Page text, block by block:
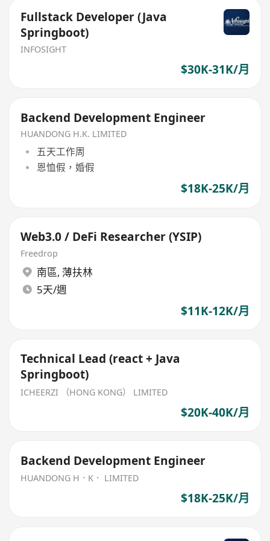
Fullstack Developer (Java
Springboot)
INFOSIGHT
$30K-31K/月
Backend Development Engineer
HUANDONG H.K. LIMITED
五天工作周
恩恤假，婚假
$18K-25K/月
Web3.0 / DeFi Researcher (YSIP)
Freedrop
南區, 薄扶林
5天/週
$11K-12K/月
Technical Lead (react + Java
Springboot)
ICHEERZI （HONG KONG） LIMITED
$20K-40K/月
Backend Development Engineer
HUANDONG H．K． LIMITED
$18K-25K/月